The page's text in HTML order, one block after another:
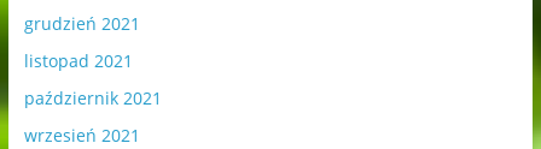
grudzień 2021
listopad 2021
październik 2021
wrzesień 2021